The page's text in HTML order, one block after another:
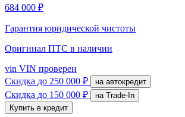
684 000 ₽
Гарантия юридической чистоты
Оригинал ПТС в наличии
vin VIN проверен
Скидка до 250 000 ₽ на автокредит
Скидка до 150 000 ₽
на Trade-In
Купить в кредит